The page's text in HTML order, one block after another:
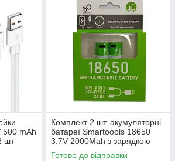
500 mAh
шт
Комплект 2 шт. акумуляторні
батареї Smartoools 18650
3.7V 2000Mah з зарядкою
Type-C (Зелений)
Готово до відправки